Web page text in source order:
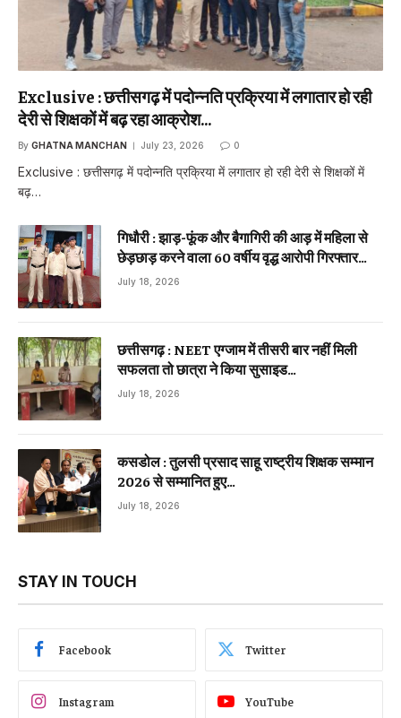
Exclusive : छत्तीसगढ़ में पदोन्नति प्रक्रिया में लगातार हो रही
देरी से शिक्षकों में बढ़ रहा आक्रोश…
By GHATNA MANCHAN July 23, 2026 0
Exclusive : छत्तीसगढ़ में पदोन्नति प्रक्रिया में लगातार हो रही देरी से शिक्षकों में
बढ़…
गिधौरी : झाड़-फूंक और बैगागिरी की आड़ में महिला से
छेड़छाड़ करने वाला 60 वर्षीय वृद्ध आरोपी गिरफ्तार…
July 18, 2026
छत्तीसगढ़ : NEET एग्जाम में तीसरी बार नहीं मिली
सफलता तो छात्रा ने किया सुसाइड…
July 18, 2026
कसडोल : तुलसी प्रसाद साहू राष्ट्रीय शिक्षक सम्मान
2026 से सम्मानित हुए…
July 18, 2026
STAY IN TOUCH
Facebook Twitter
Instagram YouTube